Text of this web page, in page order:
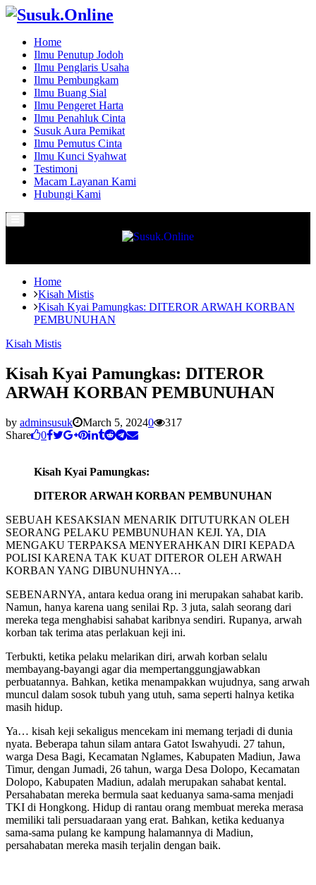
Home
Ilmu Penutup Jodoh
Ilmu Penglaris Usaha
Ilmu Pembungkam
Ilmu Buang Sial
Ilmu Pengeret Harta
Ilmu Penahluk Cinta
Susuk Aura Pemikat
Ilmu Pemutus Cinta
Ilmu Kunci Syahwat
Testimoni
Macam Layanan Kami
Hubungi Kami
Menu
Home
Kisah Mistis
Kisah Kyai Pamungkas: DITEROR ARWAH KORBAN
PEMBUNUHAN
Kisah Mistis
Kisah Kyai Pamungkas: DITEROR
ARWAH KORBAN PEMBUNUHAN
by adminsusuk March 5, 20240
317
Share
0
Kisah Kyai Pamungkas:
DITEROR ARWAH KORBAN PEMBUNUHAN
SEBUAH KESAKSIAN MENARIK DITUTURKAN OLEH
SEORANG PELAKU PEMBUNUHAN KEJI. YA, DIA
MENGAKU TERPAKSA MENYERAHKAN DIRI KEPADA
POLISI KARENA TAK KUAT DITEROR OLEH ARWAH
KORBAN YANG DIBUNUHNYA…
SEBENARNYA, antara kedua orang ini merupakan sahabat karib.
Namun, hanya karena uang senilai Rp. 3 juta, salah seorang dari
mereka tega menghabisi sahabat karibnya sendiri. Rupanya, arwah
korban tak terima atas perlakuan keji ini.
Terbukti, ketika pelaku melarikan diri, arwah korban selalu
membayang-bayangi agar dia mempertanggungjawabkan
perbuatannya. Bahkan, ketika menampakkan wujudnya, sang arwah
muncul dalam sosok tubuh yang utuh, sama seperti halnya ketika
masih hidup.
Ya… kisah keji sekaligus mencekam ini memang terjadi di dunia
nyata. Beberapa tahun silam antara Gatot Iswahyudi. 27 tahun,
warga Desa Bagi, Kecamatan Nglames, Kabupaten Madiun, Jawa
Timur, dengan Jumadi, 26 tahun, warga Desa Dolopo, Kecamatan
Dolopo, Kabupaten Madiun, adalah merupakan sahabat kental.
Persahabatan mereka bermula saat keduanya sama-sama menjadi
TKI di Hongkong. Hidup di rantau orang membuat mereka merasa
memiliki tali persuadaraan yang erat. Bahkan, ketika keduanya
sama-sama pulang ke kampung halamannya di Madiun,
persahabatan mereka masih terjalin dengan baik.